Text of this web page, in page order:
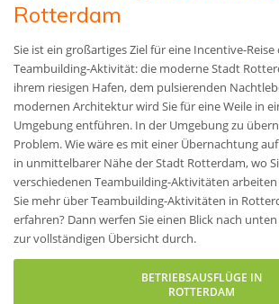
Rotterdam
Sie ist ein großartiges Ziel für eine Incentive-Reise
Teambuilding-Aktivität: die moderne Stadt
ihrem riesigen Hafen, dem pulsierenden
modernen Architektur wird Sie für eine Weile in
Umgebung entführen. In der Umgebung zu
Problem. Wie wäre es mit einer Übernachtung
in unmittelbarer Nähe der Stadt Rotterdam, wo
verschiedenen Teambuilding-Aktivitäten
Sie mehr über Teambuilding-Aktivitäten in
erfahren? Dann werfen Sie einen Blick nach
zur vollständigen Übersicht durch.
BETRIEBSAUSFLÜGE IN
ROTTERDAM